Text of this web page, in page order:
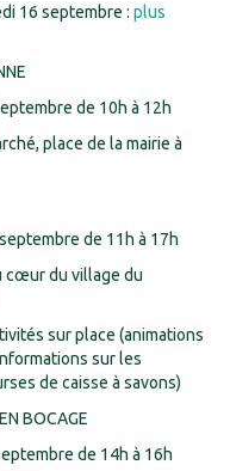
16 septembre : plus
de 10h à 12h
place de la mairie à
de 11h à 17h
cœur du village du
sur place (animations
sur les
de caisse à savons)
BOCAGE
de 14h à 16h